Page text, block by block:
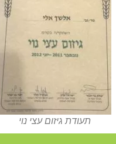
תעודת גיזום עצי נוי